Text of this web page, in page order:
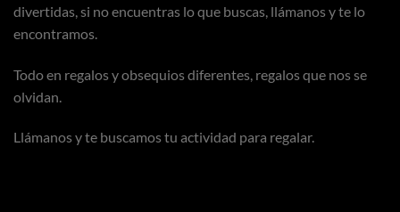
divertidas, si no encuentras lo que buscas, llámanos y te lo
encontramos.
Todo en regalos y obsequios diferentes, regalos que nos se
olvidan.
Llámanos y te buscamos tu actividad para regalar.